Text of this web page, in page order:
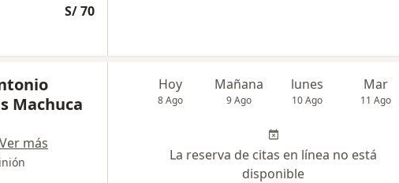
S/ 70
Machuca
Ver más
Hoy
8 Ago
Mañana
9 Ago
lunes
10 Ago
Mar
11 Ago
La reserva de citas en línea no está
disponible